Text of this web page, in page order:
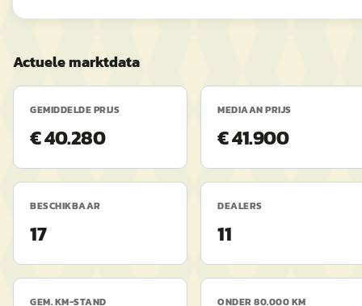
Actuele marktdata
GEMIDDELDE PRIJS
€ 40.280
MEDIAAN PRIJS
€ 41.900
BESCHIKBAAR
17
DEALERS
11
GEM. KM-STAND ONDER 80.000 KM